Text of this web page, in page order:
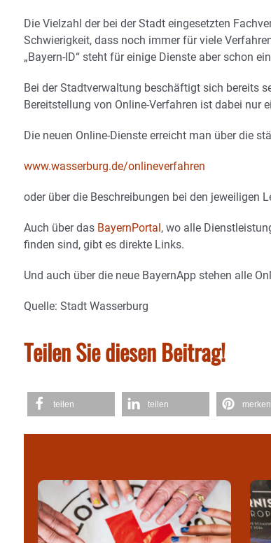
Die Vielzahl der bei der Stadt eingesetzten
Schwierigkeit, dass noch immer für viele
„Bayern-ID“ steht für einige Dienste aber schon
Bei der Stadtverwaltung beschäftigt sich bereits
Bereitstellung von Online-Verfahren ist dabei nur
Die neuen Online-Dienste erreicht man über die
www.wasserburg.de/onlineverfahren
oder über die Beschreibungen bei den jeweiligen
Auch über das BayernPortal, wo alle
finden sind, gibt es direkte Links.
Und auch über die neue BayernApp stehen alle
Quelle: Stadt Wasserburg
Teilen Sie diesen Beitrag!
teilen teilen merken